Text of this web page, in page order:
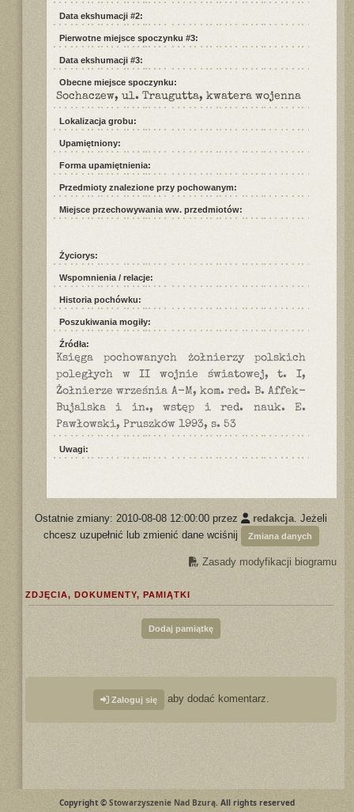
Data ekshumacji #2:
Pierwotne miejsce spoczynku #3:
Data ekshumacji #3:
Obecne miejsce spoczynku:
Sochaczew, ul. Traugutta, kwatera wojenna
Lokalizacja grobu:
Upamiętniony:
Forma upamiętnienia:
Przedmioty znalezione przy pochowanym:
Miejsce przechowywania ww. przedmiotów:
Życiorys:
Wspomnienia / relacje:
Historia pochówku:
Poszukiwania mogiły:
Źródła:
Księga pochowanych żołnierzy polskich
poległych w II wojnie światowej, t. I,
Żołnierze września A-M, kom. red. B. Affek-
Bujalska i in., wstęp i red. nauk. E.
Pawłowski, Pruszków 1993, s. 53
Uwagi:
Ostatnie zmiany: 2010-08-08 12:00:00 przez redakcja. Jeżeli
chcesz uzupełnić lub zmienić dane wciśnij
Zmiana danych
Zasady modyfikacji biogramu
ZDJĘCIA, DOKUMENTY, PAMIĄTKI
Dodaj pamiątkę
Zaloguj się aby dodać komentarz.
Copyright © Stowarzyszenie Nad Bzurą. All rights reserved